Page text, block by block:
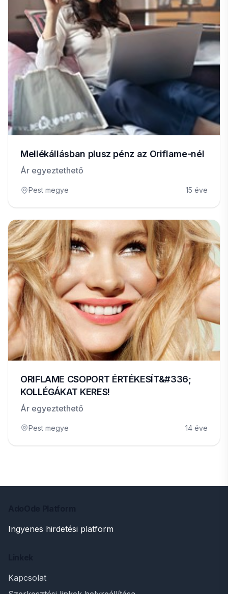
Mellékállásban plusz pénz az Oriflame-nél
Ár egyeztethető
Pest megye 15 éve
ORIFLAME CSOPORT ÉRTÉKESÍT&#336;
KOLLÉGÁKAT KERES!
Ár egyeztethető
Pest megye 14 éve
Ingyenes hirdetési platform
Kapcsolat